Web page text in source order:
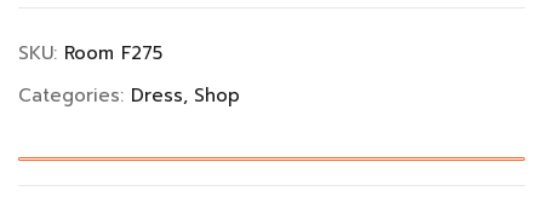
SKU: Room F275
Categories: Dress Shop